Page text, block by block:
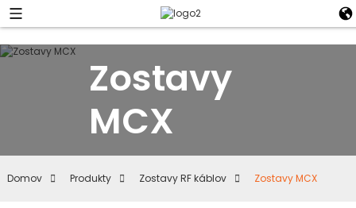
Zostavy
MCX
Domov Produkty Zostavy RF káblov Zostavy MCX